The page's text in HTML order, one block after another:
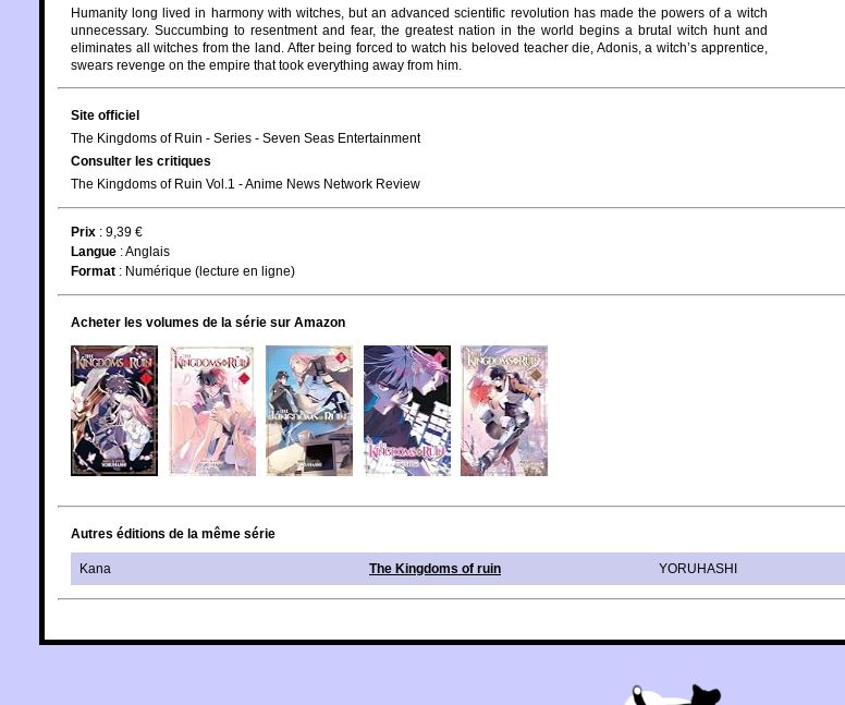
Humanity long lived in harmony with witches, but an advanced scientific revolution has made the powers of a witch
unnecessary. Succumbing to resentment and fear, the greatest nation in the world begins a brutal witch hunt and
eliminates all witches from the land. After being forced to watch his beloved teacher die, Adonis, a witch’s apprentice,
swears revenge on the empire that took everything away from him.
Site officiel
The Kingdoms of Ruin - Series - Seven Seas Entertainment
Consulter les critiques
The Kingdoms of Ruin Vol.1 - Anime News Network Review
Prix : 9,39 €
Langue :Anglais
Format : Numérique (lecture en ligne)
Acheter les volumes de la série sur Amazon
Autres éditions de la même série
Kana The Kingdoms of ruin YORUHASHI